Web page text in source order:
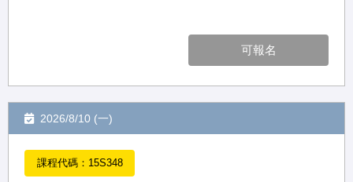
可報名
2026/8/10 (一)
課程代碼：15S348